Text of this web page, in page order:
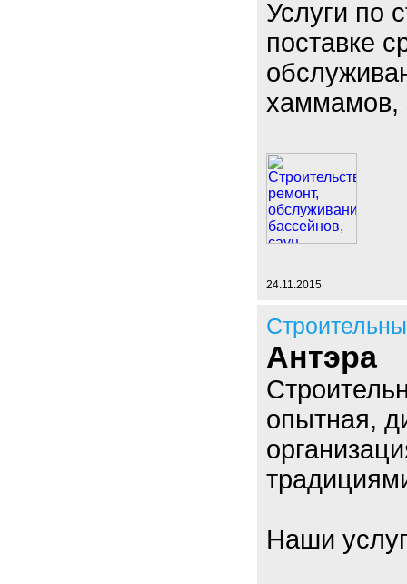
Услуги по
поставке
хаммамов,
24.11.2015
Антэра
опытная,
Наши